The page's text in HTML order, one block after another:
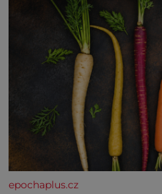
epochaplus.cz